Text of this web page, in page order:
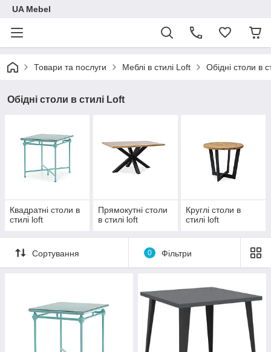
UA Mebel
Товари та послуги Меблі в стилі Loft Обідні столи в
Обідні столи в стилі Loft
Квадратні столи в
стилі loft
Прямокутні столи
в стилі loft
Круглі столи в
стилі loft
Сортування 0 Фільтри